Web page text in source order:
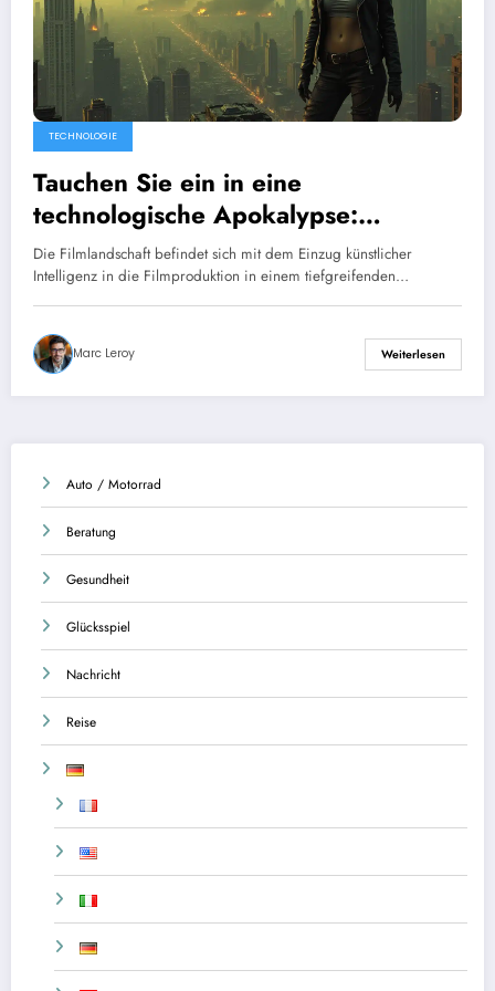
TECHNOLOGIE
Tauchen Sie ein in eine
technologische Apokalypse:
Entdecken Sie die beunruhigenden
ersten 5 Minuten von Hollywoods
erstem futuristischen Blockbuster.
Die Filmlandschaft befindet sich mit dem Einzug künstlicher
Intelligenz in die Filmproduktion in einem tiefgreifenden…
Marc Leroy Weiterlesen
Auto / Motorrad
Beratung
Gesundheit
Glücksspiel
Nachricht
Reise